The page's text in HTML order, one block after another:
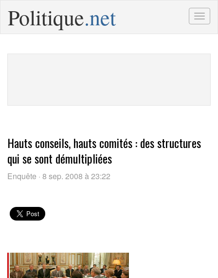
Politique.net
Hauts conseils, hauts comités : des structures
qui se sont démultipliées
Enquête · 8 sep. 2008 à 23:22